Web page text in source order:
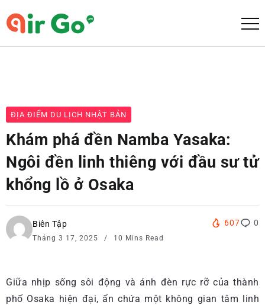
ĐỊA ĐIỂM DU LỊCH NHẬT BẢN
Khám phá đền Namba Yasaka:
Ngôi đền linh thiêng với đầu sư tử
khổng lồ ở Osaka
Biên Tập
Tháng 3 17, 2025 10 Mins Read
607 0
Giữa nhịp sống sôi động và ánh đèn rực rỡ của thành
phố Osaka hiện đại, ẩn chứa một không gian tâm linh